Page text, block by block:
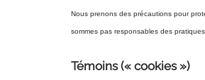
Nous prenons des précautions pour
sommes pas responsables des
Témoins (« cookies »)